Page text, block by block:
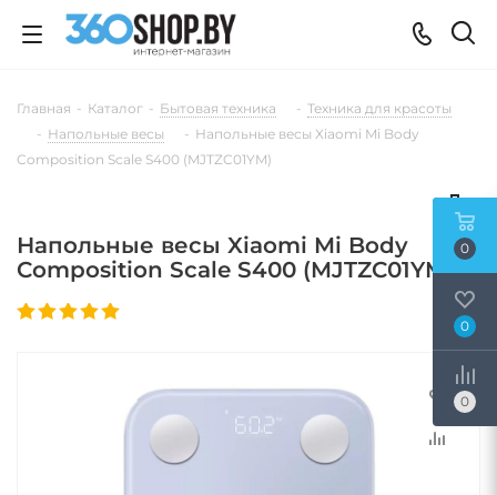
Главная - Каталог - Бытовая техника - Техника для красоты
- Напольные весы - Напольные весы Xiaomi Mi Body
Composition Scale S400 (MJTZC01YM)
Напольные весы Xiaomi Mi Body
Composition Scale S400 (MJTZC01YM)
0
0
0